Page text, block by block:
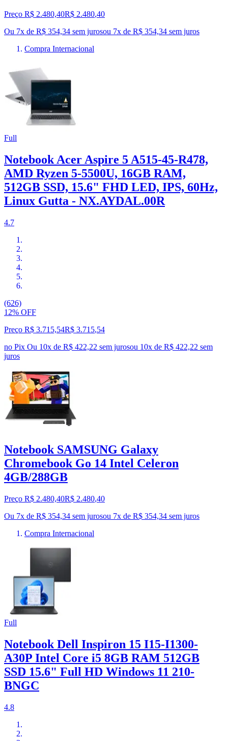
Preço R$ 2.480,40R$ 2.480,40
Ou 7x de R$ 354,34 sem jurosou 7x de R$ 354,34 sem juros
Compra Internacional
Full
Notebook Acer Aspire 5 A515-45-R478,
AMD Ryzen 5-5500U, 16GB RAM,
512GB SSD, 15.6" FHD LED, IPS, 60Hz,
Linux Gutta - NX.AYDAL.00R
4.7
(626)
12% OFF
Preço R$ 3.715,54R$ 3.715,54
no Pix Ou 10x de R$ 422,22 sem jurosou 10x de R$ 422,22 sem
juros
Notebook SAMSUNG Galaxy
Chromebook Go 14 Intel Celeron
4GB/288GB
Preço R$ 2.480,40R$ 2.480,40
Ou 7x de R$ 354,34 sem jurosou 7x de R$ 354,34 sem juros
Compra Internacional
Full
Notebook Dell Inspiron 15 I15-I1300-
A30P Intel Core i5 8GB RAM 512GB
SSD 15.6" Full HD Windows 11 210-
BNGC
4.8